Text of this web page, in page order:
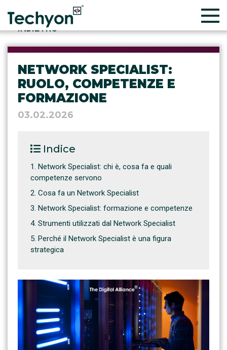
INDIETRO
NETWORK SPECIALIST:
RUOLO, COMPETENZE E
FORMAZIONE
03.02.2026
Indice
Network Specialist: chi è, cosa fa e quali
competenze servono
Cosa fa un Network Specialist
Network Specialist: formazione e competenze
Strumenti utilizzati dal Network Specialist
Perché il Network Specialist è una figura
strategica